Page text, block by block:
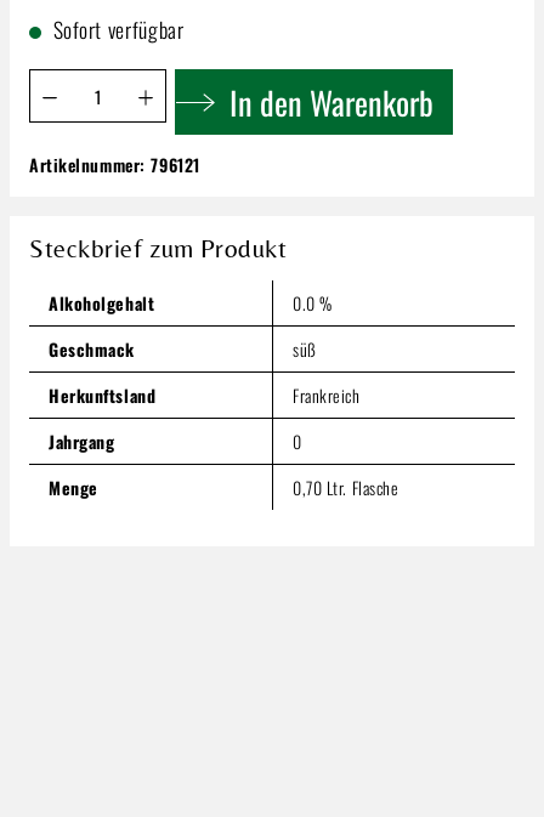
Sofort verfügbar
Produkt Anzahl: Gib den gewünschten Wert ein oder
In den Warenkorb
Monin Spicy Mango Sirup | 0,7l
Inhalt:0.7 Liter (10,99 € / 1 Liter)
Produkt Anzahl: Gib den gewünschten Wert ein oder
In den Warenkorb
Artikelnummer:796121
Steckbrief zum Produkt
Alkoholgehalt
0.0 %
Geschmack
süß
Herkunftsland
Frankreich
Jahrgang
0
Menge
0,70 Ltr. Flasche